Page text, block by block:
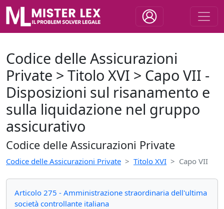
Codice delle Assicurazioni
Private > Titolo XVI > Capo VII -
Disposizioni sul risanamento e
sulla liquidazione nel gruppo
assicurativo
Codice delle Assicurazioni Private
Codice delle Assicurazioni Private Titolo XVI Capo VII
Articolo 275 - Amministrazione straordinaria dell'ultima
società controllante italiana